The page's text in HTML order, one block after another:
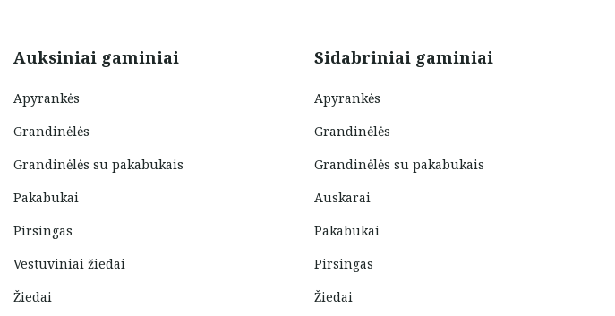
Auksiniai gaminiai
Apyrankės
Grandinėlės
Grandinėlės su pakabukais
Pakabukai
Pirsingas
Vestuviniai žiedai
Žiedai
Sidabriniai gaminiai
Apyrankės
Grandinėlės
Grandinėlės su pakabukais
Auskarai
Pakabukai
Pirsingas
Žiedai